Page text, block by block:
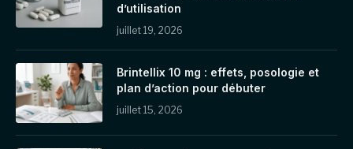
d’utilisation
juillet 19, 2026
Brintellix 10 mg : effets, posologie et
plan d’action pour débuter
juillet 15, 2026